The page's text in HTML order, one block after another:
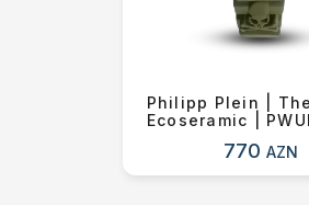
Philipp Plein |
Ecoseramic |
770AZN